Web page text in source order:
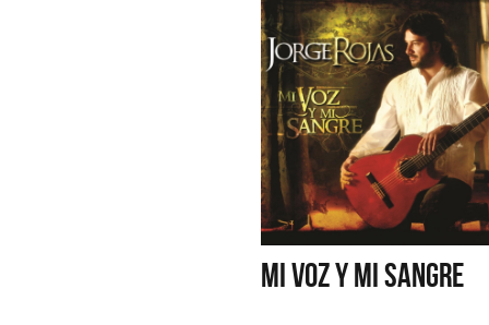
MI VOZ Y MI SANGRE